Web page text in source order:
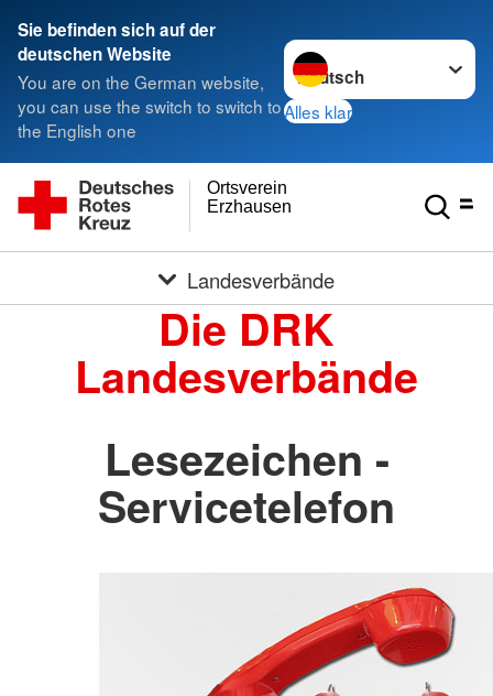
Sie befinden sich auf der
deutschen Website
You are on the German website,
you can use the switch to switch to
the English one
Sprache wechseln zu
Alles klar
Erzhausen
Ortsverein
Landesverbände
Die DRK
Landesverbände
Lesezeichen -
Servicetelefon